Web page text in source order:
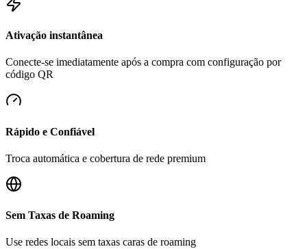
Ativação instantânea
Conecte-se imediatamente após a compra com configuração por
código QR
Rápido e Confiável
Troca automática e cobertura de rede premium
Sem Taxas de Roaming
Use redes locais sem taxas caras de roaming